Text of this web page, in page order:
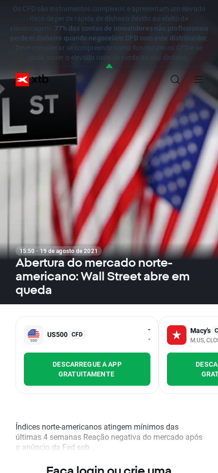
Os CFD são instrumentos complexos e apresentam um elevado
risco de perda rápida de dinheiro devido ao efeito de
alavancagem. 77% das contas de investidores não profissionais
perdem dinheiro quando negoceiam CFD com este distribuidor.
Deve considerar se compreende como funcionam os CFD e se
pode correr o elevado risco de perda do seu dinheiro.
15:50 · 19 de agosto de 2021
Abertura do mercado norte-
americano: Wall Street abre em
queda
US500 CFD
-
-
DESCARREGUE A APP
GRATUITAMENTE
Macy's
M.US,
Índices norte-americanos atingem mínimos das
últimas 4 semanas Reação negativa do mercado após
o anúncio da Fed sob...